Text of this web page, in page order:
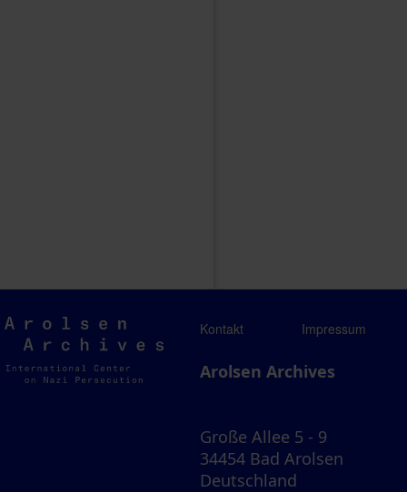
Arolsen
Archives
Kontakt Impressum
Arolsen Archives
Große Allee 5 - 9
34454 Bad Arolsen
Deutschland